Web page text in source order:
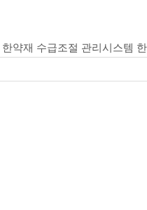
한약재 수급조절 관리시스템